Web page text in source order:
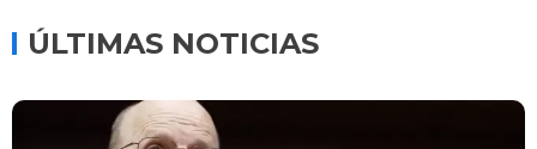
ÚLTIMAS NOTICIAS